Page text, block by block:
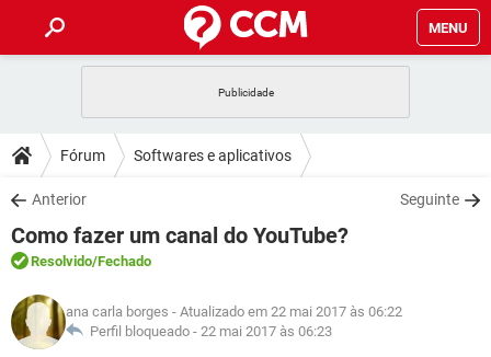
MENU
CELULAR FACEBOOK
OUTLOOK
INSTAGRAM GMAIL
GUIA DE COMPRAS
DICAS
JOGOS WHATSAPP
OUTLOOK
INSTAGRAM
GUIA DE COMPRAS
DOWNLOADS
JOGOS WHATSAPP
CELULAR
OUTLOOK EXCEL
INSTAGRAM
FÓRUM
JOGOS
CELULAR FACEBOOK
GLOSSÁRIO
JOGOS
Fórum Softwares e aplicativos
Anterior Seguinte
Como fazer um canal do YouTube?
Resolvido/Fechado
ana carla borges - Atualizado em 22 mai 2017 às 06:22
Perfil bloqueado - 22 mai 2017 às 06:23